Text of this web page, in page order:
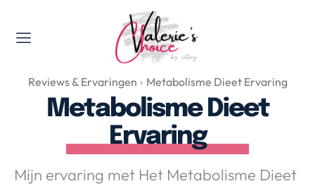
Valerie's Topics
Travel & Culture
Food & Drinks
Happyness & Opmerkelijk
Lifestyle, Sport & Duurzaamheid
Gadgets & Tech
Reviews & Ervaringen Metabolisme Dieet Ervaring
Metabolisme Dieet
Ervaring
Mijn ervaring met Het Metabolisme Dieet